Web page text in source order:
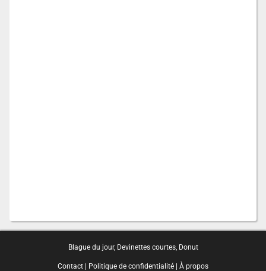
Blague du jour, Devinettes courtes, Donut
Contact Politique de confidentialité À propos